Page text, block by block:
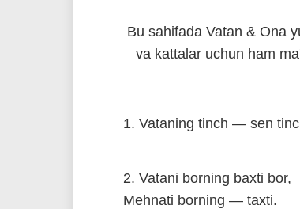
Bu sahifada Vatan & Ona
va kattalar uchun ham
1. Vataning tinch — sen
2. Vatani borning baxti bor,
Mehnati borning — taxti.